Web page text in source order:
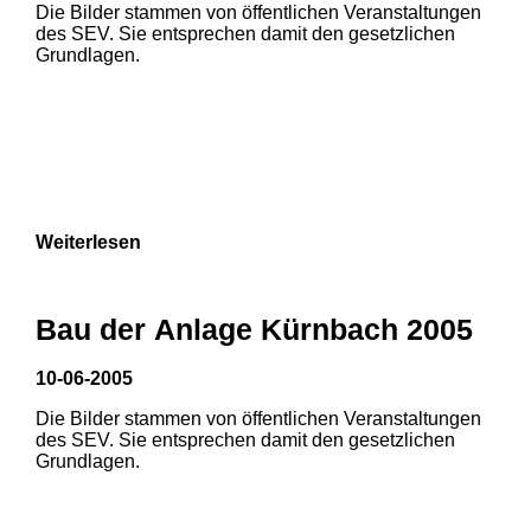
1 2
Die Bilder stammen von öffentlichen Veranstaltungen
des SEV. Sie entsprechen damit den gesetzlichen
Grundlagen.
Weiterlesen
Bau der Anlage Kürnbach 2005
10-06-2005
Die Bilder stammen von öffentlichen Veranstaltungen
des SEV. Sie entsprechen damit den gesetzlichen
Grundlagen.